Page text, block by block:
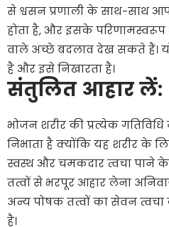
से श्वसन प्रणाली के साथ-साथ
होता है, और इसके
वाले अच्छे बदलाव देख सकते हैं।
है और इसे निखारता है।
संतुलित आहारलें:
भोजन शरीर की प्रत्येक
निभाता है क्योंकि यह शरीर के
स्वस्थ और चमकदार त्वचा पाने
तत्वों से भरपूर आहार लेना
अन्य पोषक तत्वों का सेवन
है।